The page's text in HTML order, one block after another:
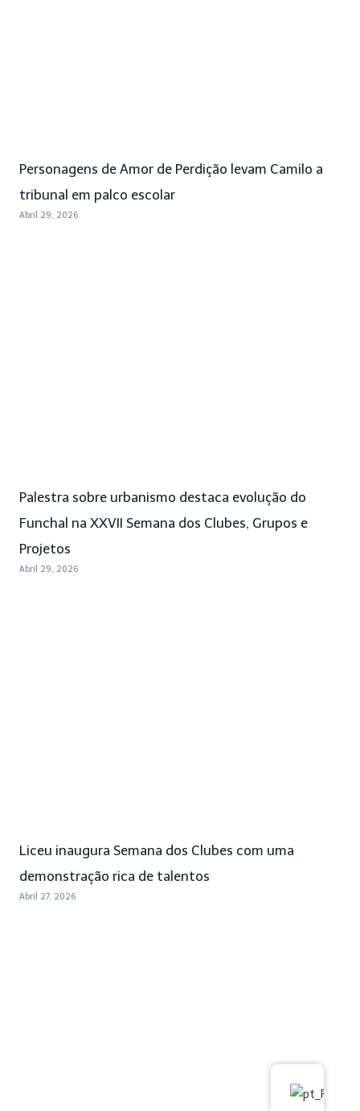
Personagens de Amor de Perdição levam Camilo a
tribunal em palco escolar
Abril 29, 2026
Palestra sobre urbanismo destaca evolução do
Funchal na XXVII Semana dos Clubes, Grupos e
Projetos
Abril 29, 2026
Liceu inaugura Semana dos Clubes com uma
demonstração rica de talentos
Abril 27, 2026